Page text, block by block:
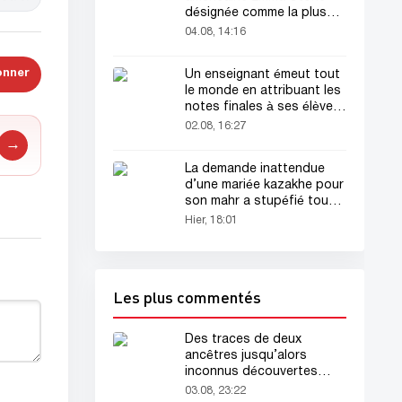
→
désignée comme la plus
belle femme du monde !
04.08, 14:16
Un enseignant émeut tout
le monde en attribuant les
notes finales à ses élèves
avant sa mort
02.08, 16:27
La demande inattendue
d’une mariée kazakhe pour
son mahr a stupéfié tout
le monde
Hier, 18:01
Les plus commentés
Des traces de deux
ancêtres jusqu’alors
inconnus découvertes
dans l’ADN humain
03.08, 23:22